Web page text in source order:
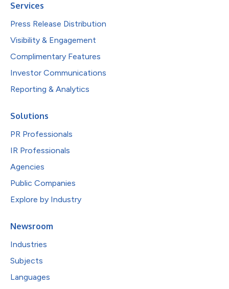
Services
Press Release Distribution
Visibility & Engagement
Complimentary Features
Investor Communications
Reporting & Analytics
Solutions
PR Professionals
IR Professionals
Agencies
Public Companies
Explore by Industry
Newsroom
Industries
Subjects
Languages